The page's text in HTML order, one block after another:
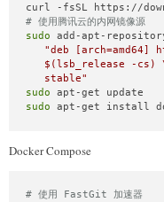
curl -fsSL https://
# 使用腾讯云的内网镜像源
sudo add-apt-
"deb
$(lsb_release -cs)
   stable"
sudo
sudo apt-get install
Docker Compose
# 使用 FastGit 加速器